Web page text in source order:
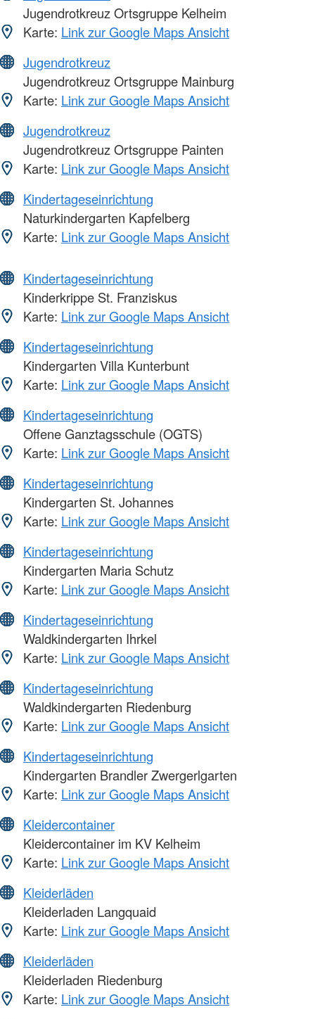
Jugendrotkreuz Ortsgruppe Kelheim
Karte: Link zur Google Maps Ansicht
Jugendrotkreuz
Jugendrotkreuz Ortsgruppe Mainburg
Karte: Link zur Google Maps Ansicht
Jugendrotkreuz
Jugendrotkreuz Ortsgruppe Painten
Karte: Link zur Google Maps Ansicht
Kindertageseinrichtung
Naturkindergarten Kapfelberg
Karte: Link zur Google Maps Ansicht
Kindertageseinrichtung
Kinderkrippe St. Franziskus
Karte: Link zur Google Maps Ansicht
Kindertageseinrichtung
Kindergarten Villa Kunterbunt
Karte: Link zur Google Maps Ansicht
Kindertageseinrichtung
Offene Ganztagsschule (OGTS)
Karte: Link zur Google Maps Ansicht
Kindertageseinrichtung
Kindergarten St. Johannes
Karte: Link zur Google Maps Ansicht
Kindertageseinrichtung
Kindergarten Maria Schutz
Karte: Link zur Google Maps Ansicht
Kindertageseinrichtung
Waldkindergarten Ihrkel
Karte: Link zur Google Maps Ansicht
Kindertageseinrichtung
Waldkindergarten Riedenburg
Karte: Link zur Google Maps Ansicht
Kindertageseinrichtung
Kindergarten Brandler Zwergerlgarten
Karte: Link zur Google Maps Ansicht
Kleidercontainer
Kleidercontainer im KV Kelheim
Karte: Link zur Google Maps Ansicht
Kleiderläden
Kleiderladen Langquaid
Karte: Link zur Google Maps Ansicht
Kleiderläden
Kleiderladen Riedenburg
Karte: Link zur Google Maps Ansicht